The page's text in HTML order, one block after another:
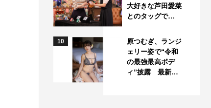
大好きな芦田愛菜
とのタッグで…
10
原つむぎ、ランジ
ェリー姿で“令和
の最強最高ボデ
ィ”披露 最新…